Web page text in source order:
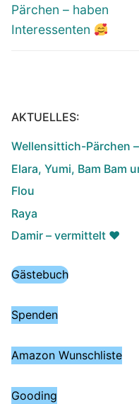
Beitrag:
Pärchen – haben
Interessenten
AKTUELLES:
Wellensittich-Pärchen
Elara, Yumi, Bam Bam
Flou
Raya
Damir – vermittelt ♥️
Gästebuch
Spenden
Amazon Wunschliste
Gooding